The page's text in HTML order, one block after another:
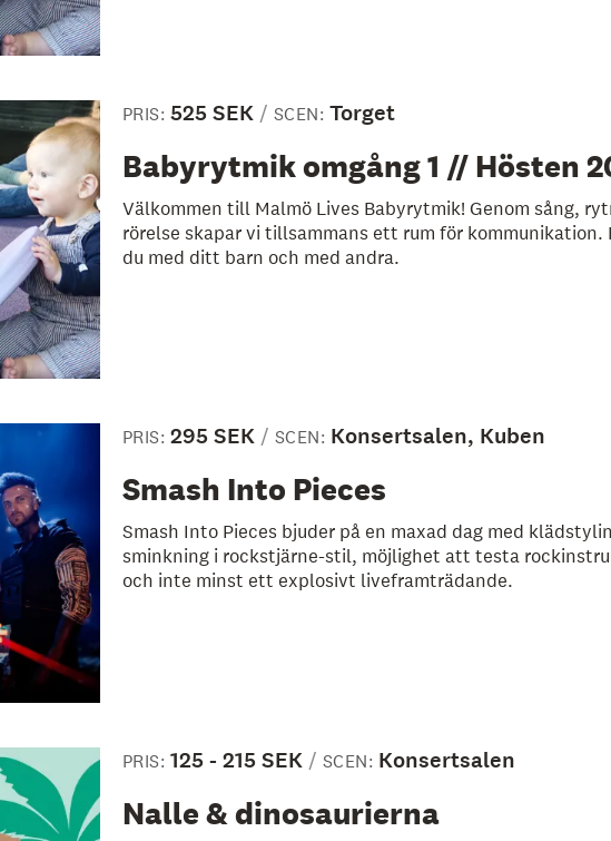
PRIS: 525 SEK SCEN: Torget
Babyrytmik omgång 1 // Hösten
Välkommen till Malmö Lives Babyrytmik! Genom sång,
rörelse skapar vi tillsammans ett rum för kommunikation.
du med ditt barn och med andra.
PRIS: 295 SEK SCEN: Konsertsalen, Kuben
Smash Into Pieces
Smash Into Pieces bjuder på en maxad dag med
sminkning i rockstjärne-stil, möjlighet att testa
och inte minst ett explosivt liveframträdande.
PRIS: 125 - 215 SEK SCEN: Konsertsalen
Nalle & dinosaurierna